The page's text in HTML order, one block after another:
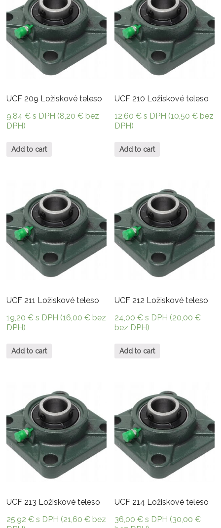
UCF 209 Ložiskové teleso
9,84€ s DPH (8,20€ bez
DPH)
Add to cart
UCF 210 Ložiskové teleso
12,60€ s DPH (10,50€ bez
DPH)
Add to cart
UCF 211 Ložiskové teleso
19,20€ s DPH (16,00€ bez
DPH)
Add to cart
UCF 212 Ložiskové teleso
24,00€ s DPH (20,00€
bez DPH)
Add to cart
UCF 213 Ložiskové teleso
25,92€ s DPH (21,60€ bez
UCF 214 Ložiskové teleso
36,00€ s DPH (30,00€